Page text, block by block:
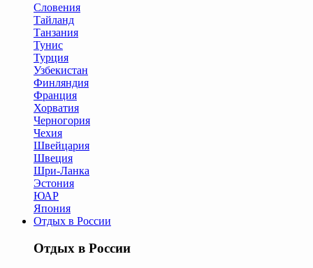
Словения
Тайланд
Танзания
Тунис
Турция
Узбекистан
Финляндия
Франция
Хорватия
Черногория
Чехия
Швейцария
Швеция
Шри-Ланка
Эстония
ЮАР
Япония
Отдых в России
Отдых в России